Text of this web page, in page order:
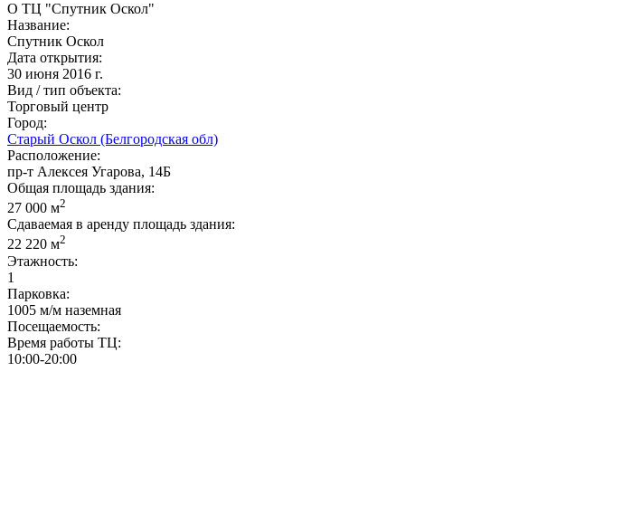
О ТЦ "Спутник Оскол"
Название:
Спутник Оскол
Дата открытия:
30 июня 2016 г.
Вид / тип объекта:
Торговый центр
Город:
Старый Оскол (Белгородская обл)
Расположение:
пр-т Алексея Угарова, 14Б
Общая площадь здания:
27 000 м2
Сдаваемая в аренду площадь здания:
22 220 м2
Этажность:
1
Парковка:
1005 м/м наземная
Посещаемость:
Время работы ТЦ:
10:00-20:00